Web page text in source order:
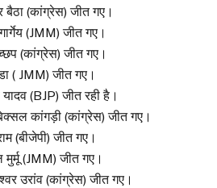
(कांग्रेस) जीत गए।
(JMM) जीत गए।
(कांग्रेस) जीत गए।
( JMM) जीत गए।
(BJP) जीत रही है।
कांगड़ी (कांग्रेस) जीत गए।
(बीजेपी) जीत गए।
मुर्मू (JMM) जीत गए।
उरांव (कांग्रेस) जीत गए।